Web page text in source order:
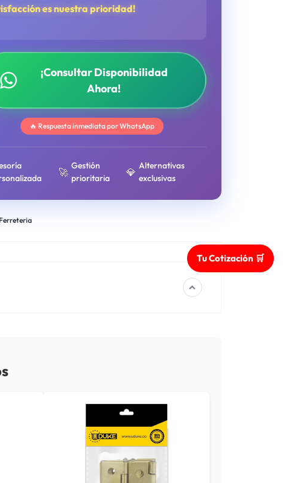
es nuestra prioridad!
¡Consultar Disponibilidad
Ahora!
🔥 Respuesta inmediata por WhatsApp
🚀
Gestión
prioritaria
💎
Alternativas
exclusivas
Ferreteria
Tu Cotización 🛒